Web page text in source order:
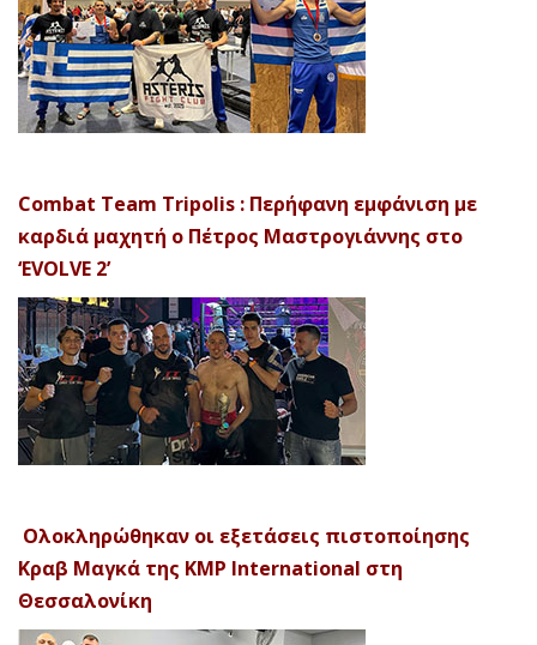
Combat Team Tripolis : Περήφανη εμφάνιση με
καρδιά μαχητή ο Πέτρος Μαστρογιάννης στο
‘EVOLVE 2’
Ολοκληρώθηκαν οι εξετάσεις πιστοποίησης
Κραβ Μαγκά της KMP International στη
Θεσσαλονίκη